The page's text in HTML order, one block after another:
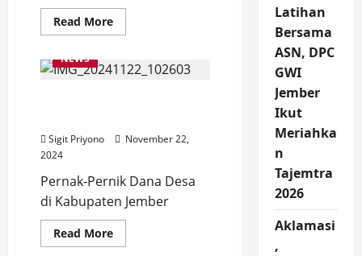
Read MoreRead
more
Maladministrasi
Keuangan
Inspektorat
Jember
NEWS
Sigit Priyono
November 22,
2024
Pernak-Pernik Dana Desa
di Kabupaten Jember
Read MoreRead
more
Latihan
Bersama
ASN, DPC
GWI
Jember
Ikut
Meriahka
n
Tajemtra
2026
Aklamasi
,